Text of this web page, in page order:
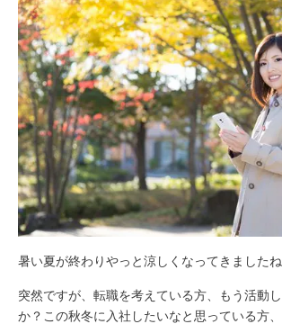
暑い夏が終わりやっと涼しくなってきましたね
突然ですが、転職を考えている方、もう活動
か？この秋冬に入社したいなと思っている方